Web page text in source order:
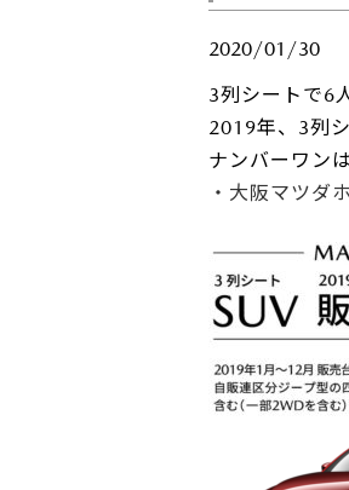
サービ
2020/01/30
3列シートで6
2019年、3列
ナンバーワン
・大阪マツダ